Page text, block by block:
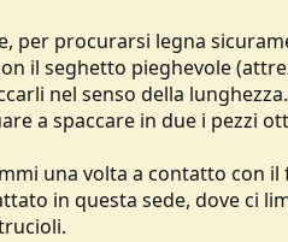
per procurarsi legna
il seghetto pieghevole
nel senso della lunghezza.
a spaccare in due i pezzi
una volta a contatto con il
in questa sede, dove ci